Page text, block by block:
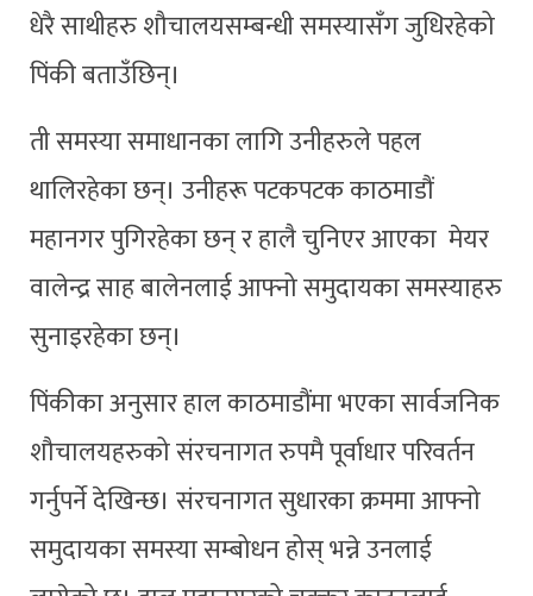
धेरै साथीहरु शौचालयसम्बन्धी समस्यासँग जुधिरहेको
पिंकी बताउँछिन्।
ती समस्या समाधानका लागि उनीहरुले पहल
थालिरहेका छन्। उनीहरू पटकपटक काठमाडौं
महानगर पुगिरहेका छन् र हालै चुनिएर आएका मेयर
वालेन्द्र साह बालेनलाई आफ्नो समुदायका समस्याहरु
सुनाइरहेका छन्।
पिंकीका अनुसार हाल काठमाडौंमा भएका सार्वजनिक
शौचालयहरुको संरचनागत रुपमै पूर्वाधार परिवर्तन
गर्नुपर्ने देखिन्छ। संरचनागत सुधारका क्रममा आफ्नो
समुदायका समस्या सम्बोधन होस् भन्ने उनलाई